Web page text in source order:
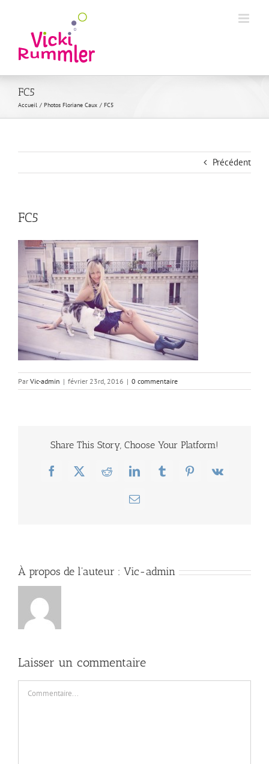
FC5
Accueil Photos Floriane Caux FC5
Précédent
FC5
Par Vic-admin | février 23rd, 2016 | 0 commentaire
Share This Story, Choose Your Platform!
Facebook
X RedditLinkedInTumblrPinterest
Vk
Email
À propos de l'auteur : Vic-admin
Laisser un commentaire